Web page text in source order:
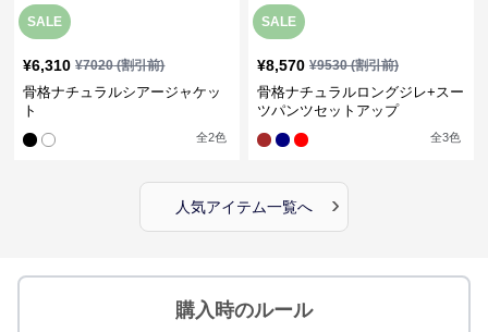
SALE
¥6,310 ¥7020(割引前)
骨格ナチュラルシアージャケッ
ト
全2色
SALE
¥8,570 ¥9530(割引前)
骨格ナチュラルロングジレ+スー
ツパンツセットアップ
全3色
人気アイテム一覧へ ›
購入時のルール